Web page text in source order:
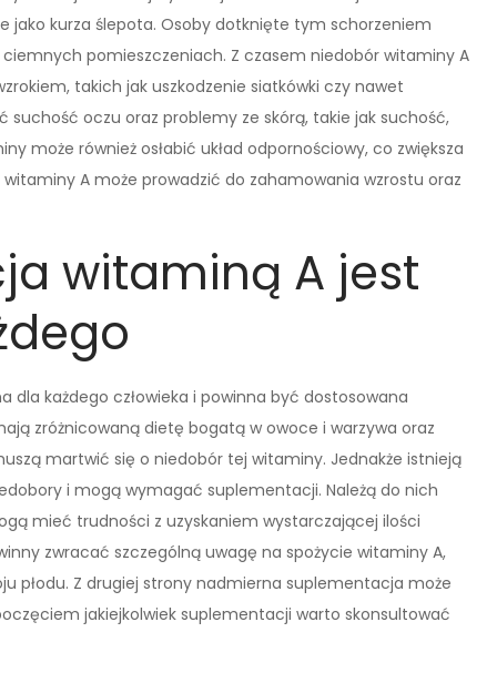
jako kurza ślepota. Osoby dotknięte tym schorzeniem
pomieszczeniach. Z czasem niedobór witaminy A
takich jak uszkodzenie siatkówki czy nawet
oczu oraz problemy ze skórą, takie jak suchość,
może również osłabić układ odpornościowy, co zwiększa
A może prowadzić do zahamowania wzrostu oraz
witaminą A jest
każdego człowieka i powinna być dostosowana
zróżnicowaną dietę bogatą w owoce i warzywa oraz
martwić się o niedobór tej witaminy. Jednakże istnieją
i mogą wymagać suplementacji. Należą do nich
mieć trudności z uzyskaniem wystarczającej ilości
zwracać szczególną uwagę na spożycie witaminy A,
płodu. Z drugiej strony nadmierna suplementacja może
jakiejkolwiek suplementacji warto skonsultować